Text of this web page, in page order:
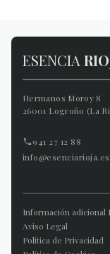
ESENCIA
Hermanos Moroy 8
26001 Logroño (La
941 27 12 88
info@esenciarioja.es
Información adicional
Aviso Legal
Política de Privacidad